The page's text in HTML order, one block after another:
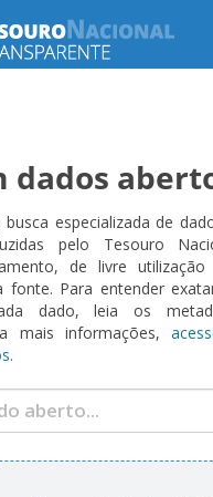
dados
especializada de
pelo Tesouro
de livre utilização
fonte. Para entender
dado, leia os
mais informações,